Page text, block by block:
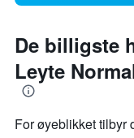
De billigste
Leyte
For øyeblikket tilbyr